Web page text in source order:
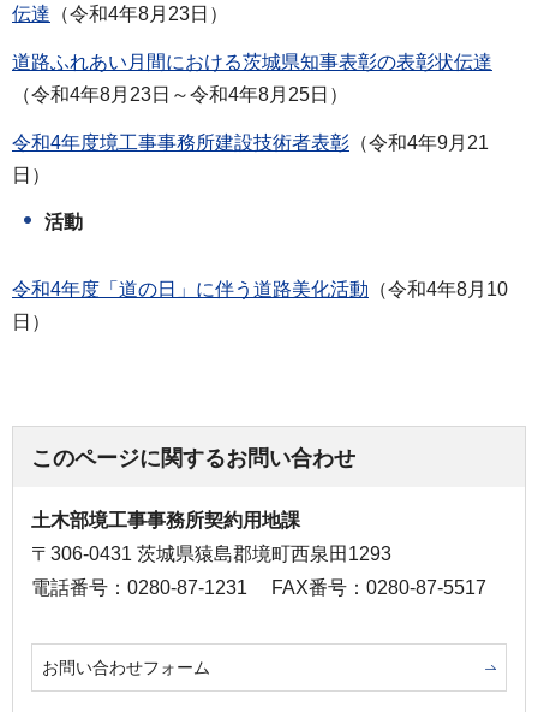
伝達 （令和4年8月23日）
道路ふれあい月間における茨城県知事表彰の表彰状伝達
（令和4年8月23日～令和4年8月25日）
令和4年度境工事事務所建設技術者表彰 （令和4年9月21
日）
活動
令和4年度「道の日」に伴う道路美化活動 （令和4年8月10
日）
このページに関するお問い合わせ
土木部境工事事務所契約用地課
〒306-0431 茨城県猿島郡境町西泉田1293
電話番号：0280-87-1231
FAX番号：0280-87-5517
お問い合わせフォーム